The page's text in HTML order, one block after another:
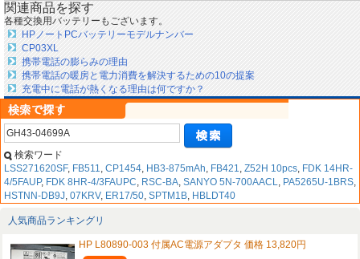
関連商品を探す
各種交換用バッテリーもございます。
HPノートPCバッテリーモデルナンバー
CP03XL
携帯電話の膨らみの理由
携帯電話の暖房と電力消費を解決するための10の提案
充電中に電話が熱くなる理由は何ですか？
検索ワード
LSS271620SF, FB511, CP1454, HB3-875mAh, FB421, Z52H 10pcs, FDK 14HR-
4/5FAUP, FDK 8HR-4/3FAUPC, RSC-BA, SANYO 5N-700AACL, PA5265U-1BRS,
HSTNN-DB9J, 07KRV, ER17/50, SPTM1B, HBLDT40
人気商品ランキングリ
HP L80890-003 付属AC電源アダプタ 価格 13,820円